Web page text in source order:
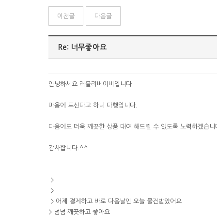
이전글 다음글
Re: 너무좋아요
안녕하세요 러블리베이비입니다.
마음에 드신다고 하니 다행입니다.
다음에도 더욱 깨끗한 상품 대여 해드릴 수 있도록 노력하겠습니
감사합니다.^^
>
>
> 어제 결제하고 바로 다음날인 오늘 물건받았어요
> 넘넘 깨끗하고 좋아요